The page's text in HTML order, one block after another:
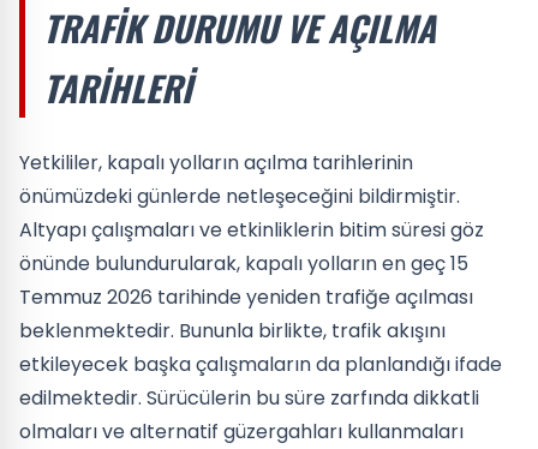
TRAFIK DURUMU VE AÇILMA
TARIHLERI
Yetkililer, kapalı yolların açılma tarihlerinin
önümüzdeki günlerde netleşeceğini bildirmiştir.
Altyapı çalışmaları ve etkinliklerin bitim süresi göz
önünde bulundurularak, kapalı yolların en geç 15
Temmuz 2026 tarihinde yeniden trafiğe açılması
beklenmektedir. Bununla birlikte, trafik akışını
etkileyecek başka çalışmaların da planlandığı ifade
edilmektedir. Sürücülerin bu süre zarfında dikkatli
olmaları ve alternatif güzergahları kullanmaları